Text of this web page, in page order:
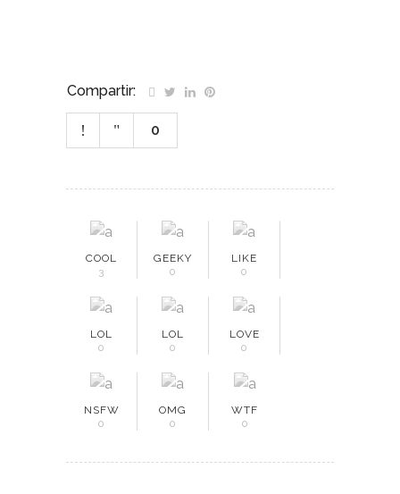
Compartir:
0
COOL
3
GEEKY
0
LIKE
0
LOL
0
LOL
0
LOVE
0
NSFW
0
OMG
0
WTF
0